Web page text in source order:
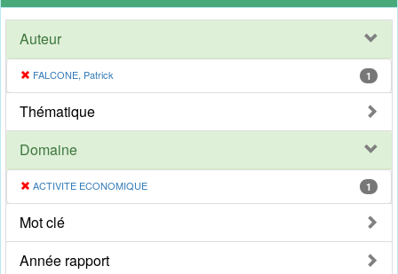
Auteur
FALCONE, Patrick 1
Thématique
Domaine
ACTIVITE ECONOMIQUE 1
Mot clé
Année rapport